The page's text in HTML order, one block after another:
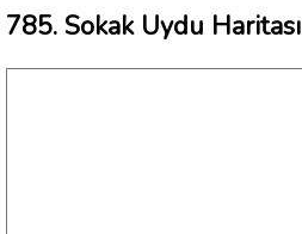
785. Sokak Uydu Haritası